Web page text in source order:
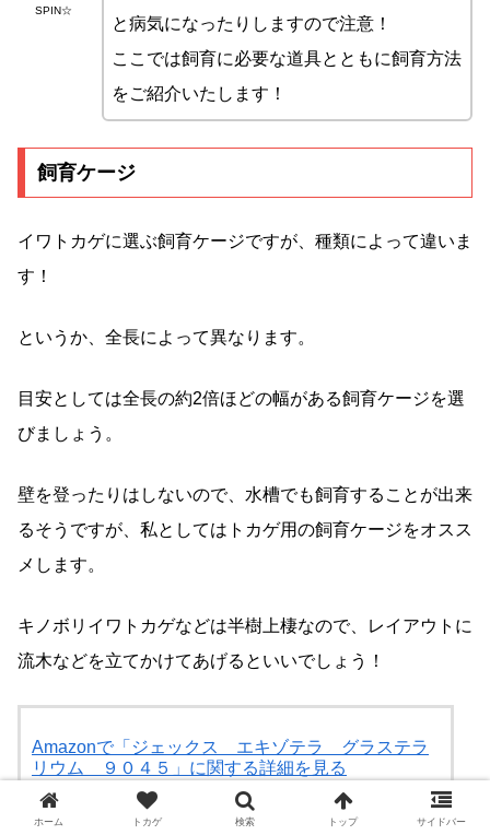
SPIN☆
と病気になったりしますので注意！
ここでは飼育に必要な道具とともに飼育方法
をご紹介いたします！
飼育ケージ
イワトカゲに選ぶ飼育ケージですが、種類によって違いま
す！
というか、全長によって異なります。
目安としては全長の約2倍ほどの幅がある飼育ケージを選
びましょう。
壁を登ったりはしないので、水槽でも飼育することが出来
るそうですが、私としてはトカゲ用の飼育ケージをオスス
メします。
キノボリイワトカゲなどは半樹上棲なので、レイアウトに
流木などを立てかけてあげるといいでしょう！
Amazonで「ジェックス エキゾテラ グラステラ
リウム ９０４５」に関する詳細を見る
Amazon
ホーム トカゲ 検索 トップ サイドバー